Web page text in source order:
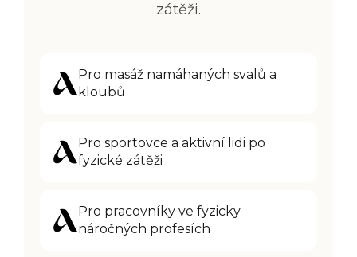
zátěži.
Pro masáž namáhaných svalů a
kloubů
Pro sportovce a aktivní lidi po
fyzické zátěži
Pro pracovníky ve fyzicky
náročných profesích